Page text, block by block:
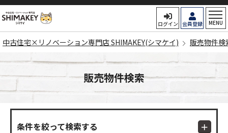
中古住宅×リノベーショ
ログイン 会員登録 MENU
中古住宅×リノベーション専門店 SHIMAKEY(シマケイ) 販売物件検
販売物件検索
条件を絞って検索する